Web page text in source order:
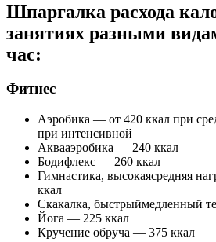
Шпаргалка расхода
занятиях разными
час:
Фитнес
Аэробика — от 420 ккал при
при интенсивной
Аквааэробика — 240 ккал
Бодифлекс — 260 ккал
Гимнастика, высокаясредняя
ккал
Скакалка, быстрыймедленный
Йога — 225 ккал
Кручение обруча — 375 ккал